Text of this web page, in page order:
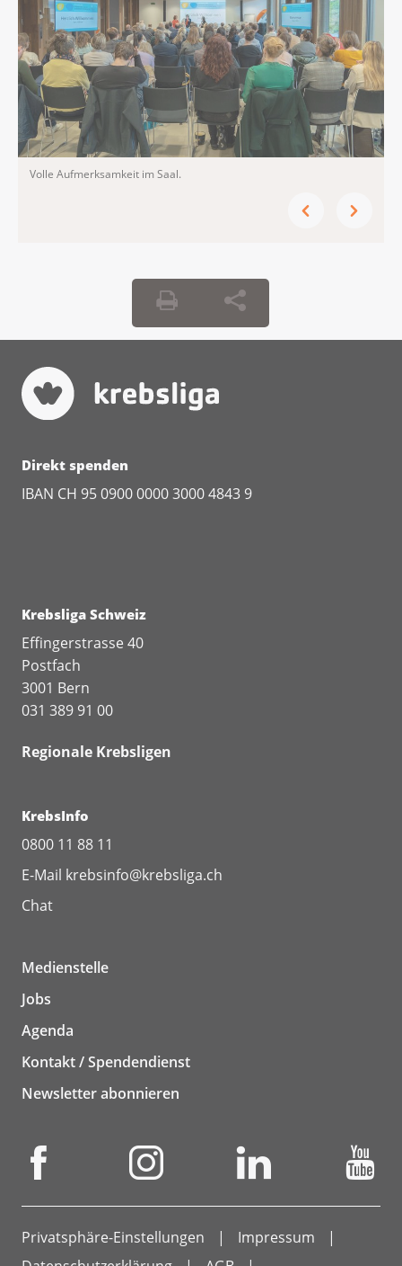
Volle Aufmerksamkeit im Saal.
Direkt spenden
IBAN CH 95 0900 0000 3000 4843 9
Krebsliga Schweiz
Effingerstrasse 40
Postfach
3001 Bern
031 389 91 00
Regionale Krebsligen
KrebsInfo
0800 11 88 11
E-Mail krebsinfo@krebsliga.ch
Chat
Medienstelle
Jobs
Agenda
Kontakt / Spendendienst
Newsletter abonnieren
Privatsphäre-Einstellungen
Impressum